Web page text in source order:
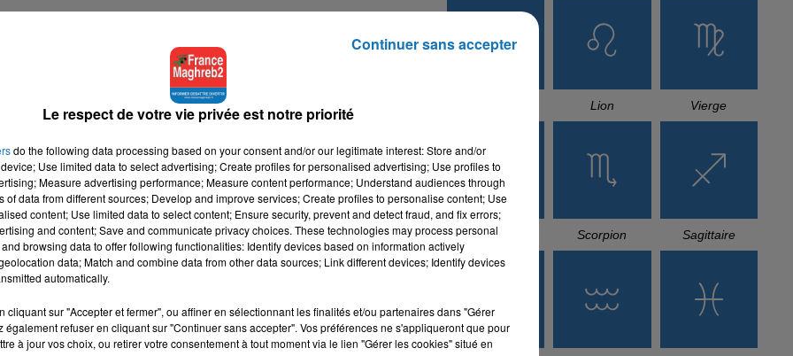
Lion Vierge
Balance Scorpion Sagittaire
Le respect de votre vie privée est notre priorité
do the following data processing based on your consent and/or our legitimate interest: Store and/or
Use limited data to select advertising; Create profiles for personalised advertising; Use profiles to
Measure advertising performance; Measure content performance; Understand audiences through
of data from different sources; Develop and improve services; Create profiles to personalise content; Use
content; Use limited data to select content; Ensure security, prevent and detect fraud, and fix errors;
and content; Save and communicate privacy choices. These technologies may process personal
browsing data to offer following functionalities: Identify devices based on information actively
data; Match and combine data from other data sources; Link different devices; Identify devices
automatically.
cliquant sur "Accepter et fermer", ou affiner en sélectionnant les finalités et/ou partenaires dans "Gérer
également refuser en cliquant sur "Continuer sans accepter". Vos préférences ne s'appliqueront que pour
à jour vos choix, ou retirer votre consentement à tout moment via le lien "Gérer les cookies" situé en
Continuer sans accepter